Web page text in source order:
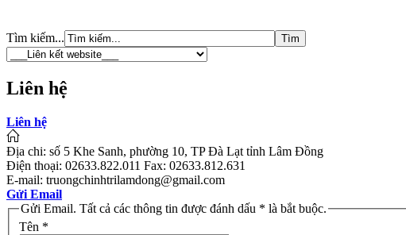
Tìm kiếm...
Liên hệ
Liên hệ
Địa chi: số 5 Khe Sanh, phường 10, TP Đà Lạt tỉnh Lâm Đồng
Điện thoại: 02633.822.011 Fax: 02633.812.631
E-mail: truongchinhtrilamdong@gmail.com
Gửi Email
Gửi Email. Tất cả các thông tin được đánh dấu * là bắt buộc.
Tên *